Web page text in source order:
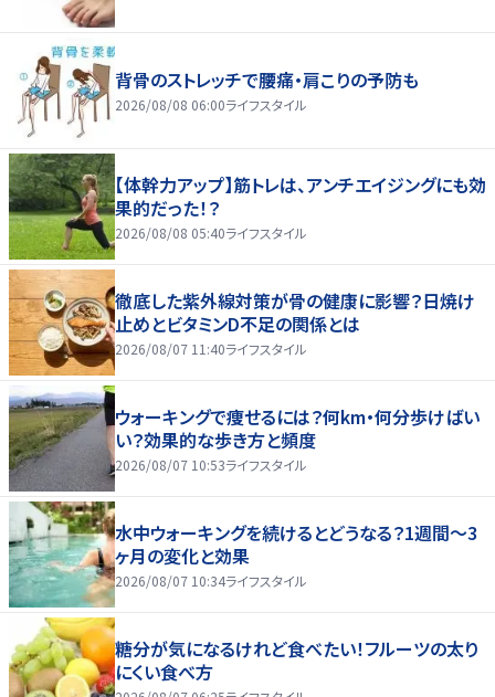
背骨のストレッチで腰痛・肩こりの予防も
2026/08/08 06:00ライフスタイル
【体幹力アップ】筋トレは、アンチエイジングにも効
果的だった！？
2026/08/08 05:40ライフスタイル
徹底した紫外線対策が骨の健康に影響？日焼け
止めとビタミンD不足の関係とは
2026/08/07 11:40ライフスタイル
ウォーキングで痩せるには？何km・何分歩けばい
い？効果的な歩き方と頻度
2026/08/07 10:53ライフスタイル
水中ウォーキングを続けるとどうなる？1週間～3
ヶ月の変化と効果
2026/08/07 10:34ライフスタイル
糖分が気になるけれど食べたい！フルーツの太り
にくい食べ方